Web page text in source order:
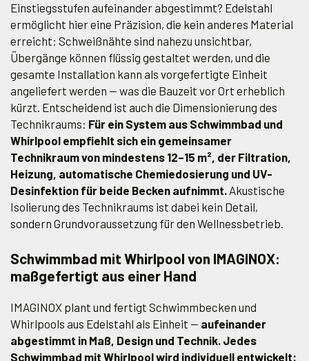
Einstiegsstufen aufeinander abgestimmt? Edelstahl
ermöglicht hier eine Präzision, die kein anderes Material
erreicht: Schweißnähte sind nahezu unsichtbar,
Übergänge können flüssig gestaltet werden, und die
gesamte Installation kann als vorgefertigte Einheit
angeliefert werden — was die Bauzeit vor Ort erheblich
kürzt. Entscheidend ist auch die Dimensionierung des
Technikraums: Für ein System aus Schwimmbad und
Whirlpool empfiehlt sich ein gemeinsamer
Technikraum von mindestens 12–15 m², der Filtration,
Heizung, automatische Chemiedosierung und UV-
Desinfektion für beide Becken aufnimmt. Akustische
Isolierung des Technikraums ist dabei kein Detail,
sondern Grundvoraussetzung für den Wellnessbetrieb.
Schwimmbad mit Whirlpool von IMAGINOX:
maßgefertigt aus einer Hand
IMAGINOX plant und fertigt Schwimmbecken und
Whirlpools aus Edelstahl als Einheit — aufeinander
abgestimmt in Maß, Design und Technik. Jedes
Schwimmbad mit Whirlpool wird individuell entwickelt: